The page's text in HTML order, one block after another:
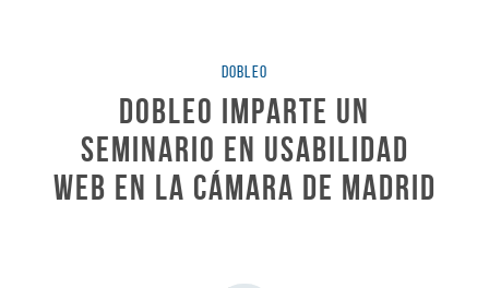
DOBLEO
dobleO imparte un
seminario en usabilidad
web en la Cámara de Madrid